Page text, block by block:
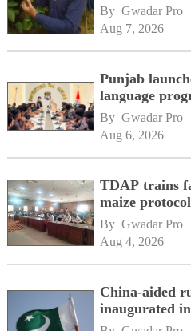
By Gwadar Pro
Aug 7, 2026
Punjab
language
By Gwadar Pro
Aug 6, 2026
TDAP trains
maize
By Gwadar Pro
Aug 4, 2026
China-aided
inaugurated